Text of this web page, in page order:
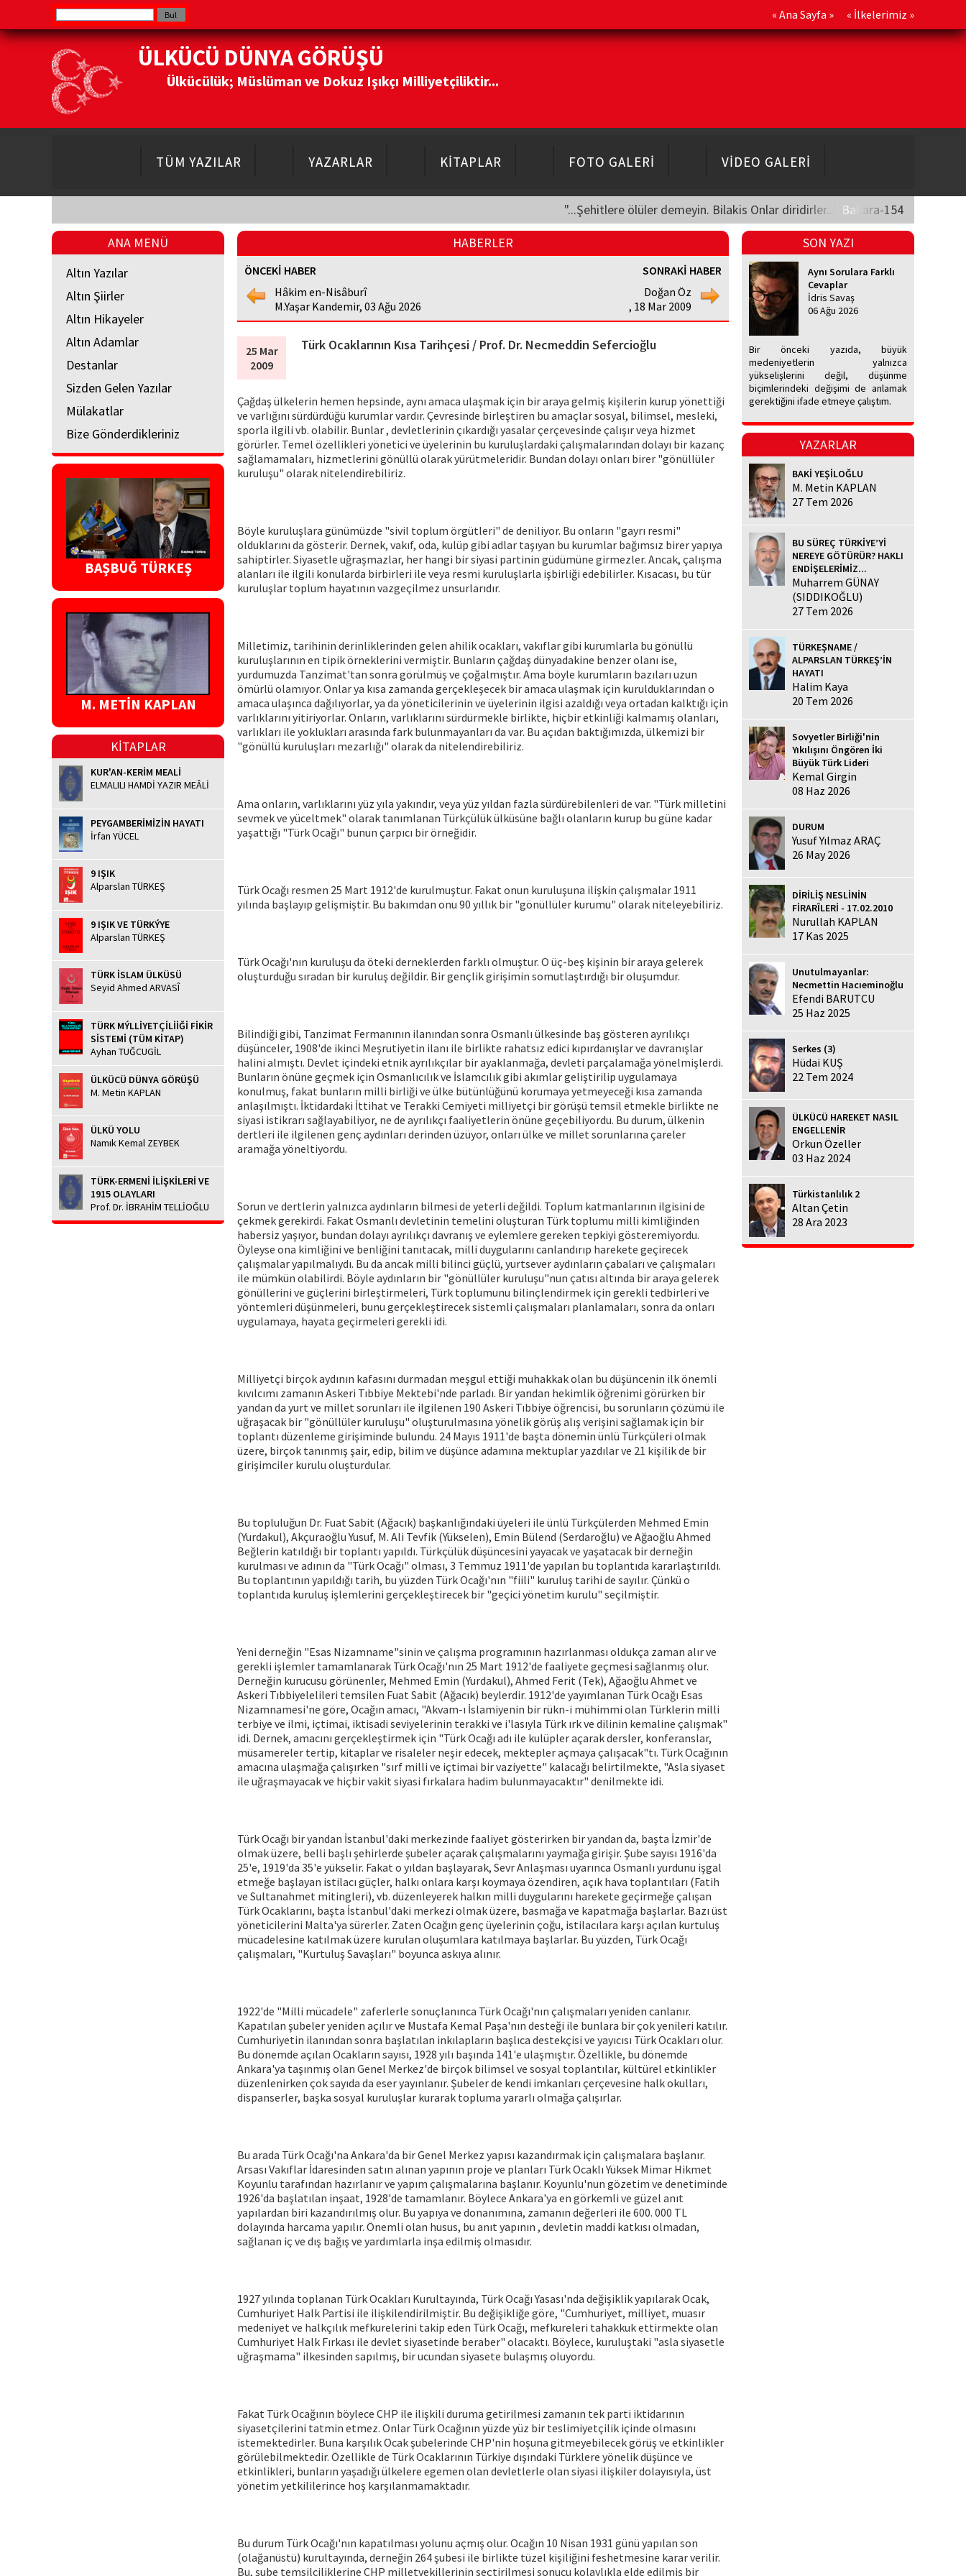
« Ana Sayfa » « İlkelerimiz »
ÜLKÜCÜ DÜNYA GÖRÜŞÜ
Ülkücülük; Müslüman ve Dokuz Işıkçı Milliyetçiliktir...
TÜM YAZILAR YAZARLAR KİTAPLAR FOTO GALERİ VİDEO GALERİ
"...Şehitlere ölüler demeyin. Bilakis Onlar diridirler..." Bakara-154
ANA MENÜ
Altın Yazılar
Altın Şiirler
Altın Hikayeler
Altın Adamlar
Destanlar
Sizden Gelen Yazılar
Mülakatlar
Bize Gönderdikleriniz
BAŞBUĞ TÜRKEŞ
M. METİN KAPLAN
KİTAPLAR
KUR'AN-KERİM MEALİ
ELMALILI HAMDİ YAZIR MEÂLİ
PEYGAMBERİMİZİN HAYATI
İrfan YÜCEL
9 IŞIK
Alparslan TÜRKEŞ
9 IŞIK VE TÜRKÝYE
Alparslan TÜRKEŞ
TÜRK İSLAM ÜLKÜSÜ
Seyid Ahmed ARVASÎ
TÜRK MÝLLİYETÇİLİİĞİ FİKİR
SİSTEMİ (TÜM KİTAP)
Ayhan TUĞCUGİL
ÜLKÜCÜ DÜNYA GÖRÜŞÜ
M. Metin KAPLAN
ÜLKÜ YOLU
Namık Kemal ZEYBEK
TÜRK-ERMENİ İLİŞKİLERİ VE
1915 OLAYLARI
Prof. Dr. İBRAHİM TELLİOĞLU
HABERLER
ÖNCEKİ HABER
Hâkim en-Nisâburî
M.Yaşar Kandemir, 03 Ağu 2026
SONRAKİ HABER
Doğan Öz
, 18 Mar 2009
25 Mar
2009
Türk Ocaklarının Kısa Tarihçesi / Prof. Dr. Necmeddin Sefercioğlu
Çağdaş ülkelerin hemen hepsinde, aynı amaca ulaşmak için bir araya gelmiş kişilerin kurup yönettiği
ve varlığını sürdürdüğü kurumlar vardır. Çevresinde birleştiren bu amaçlar sosyal, bilimsel, mesleki,
sporla ilgili vb. olabilir. Bunlar , devletlerinin çıkardığı yasalar çerçevesinde çalışır veya hizmet
görürler. Temel özellikleri yönetici ve üyelerinin bu kuruluşlardaki çalışmalarından dolayı bir kazanç
sağlamamaları, hizmetlerini gönüllü olarak yürütmeleridir. Bundan dolayı onları birer "gönüllüler
kuruluşu" olarak nitelendirebiliriz.
Böyle kuruluşlara günümüzde "sivil toplum örgütleri" de deniliyor. Bu onların "gayrı resmi"
olduklarını da gösterir. Dernek, vakıf, oda, kulüp gibi adlar taşıyan bu kurumlar bağımsız birer yapıya
sahiptirler. Siyasetle uğraşmazlar, her hangi bir siyasi partinin güdümüne girmezler. Ancak, çalışma
alanları ile ilgili konularda birbirleri ile veya resmi kuruluşlarla işbirliği edebilirler. Kısacası, bu tür
kuruluşlar toplum hayatının vazgeçilmez unsurlarıdır.
Milletimiz, tarihinin derinliklerinden gelen ahilik ocakları, vakıflar gibi kurumlarla bu gönüllü
kuruluşlarının en tipik örneklerini vermiştir. Bunların çağdaş dünyadakine benzer olanı ise,
yurdumuzda Tanzimat'tan sonra görülmüş ve çoğalmıştır. Ama böyle kurumların bazıları uzun
ömürlü olamıyor. Onlar ya kısa zamanda gerçekleşecek bir amaca ulaşmak için kurulduklarından o
amaca ulaşınca dağılıyorlar, ya da yöneticilerinin ve üyelerinin ilgisi azaldığı veya ortadan kalktığı için
varlıklarını yitiriyorlar. Onların, varlıklarını sürdürmekle birlikte, hiçbir etkinliği kalmamış olanları,
varlıkları ile yoklukları arasında fark bulunmayanları da var. Bu açıdan baktığımızda, ülkemizi bir
"gönüllü kuruluşları mezarlığı" olarak da nitelendirebiliriz.
Ama onların, varlıklarını yüz yıla yakındır, veya yüz yıldan fazla sürdürebilenleri de var. "Türk milletini
sevmek ve yüceltmek" olarak tanımlanan Türkçülük ülküsüne bağlı olanların kurup bu güne kadar
yaşattığı "Türk Ocağı" bunun çarpıcı bir örneğidir.
Türk Ocağı resmen 25 Mart 1912'de kurulmuştur. Fakat onun kuruluşuna ilişkin çalışmalar 1911
yılında başlayıp gelişmiştir. Bu bakımdan onu 90 yıllık bir "gönüllüler kurumu" olarak niteleyebiliriz.
Türk Ocağı'nın kuruluşu da öteki derneklerden farklı olmuştur. O üç-beş kişinin bir araya gelerek
oluşturduğu sıradan bir kuruluş değildir. Bir gençlik girişimin somutlaştırdığı bir oluşumdur.
Bilindiği gibi, Tanzimat Fermanının ilanından sonra Osmanlı ülkesinde baş gösteren ayrılıkçı
düşünceler, 1908'de ikinci Meşrutiyetin ilanı ile birlikte rahatsız edici kıpırdanışlar ve davranışlar
halini almıştı. Devlet içindeki etnik ayrılıkçılar bir ayaklanmağa, devleti parçalamağa yönelmişlerdi.
Bunların önüne geçmek için Osmanlıcılık ve İslamcılık gibi akımlar geliştirilip uygulamaya
konulmuş, fakat bunların milli birliği ve ülke bütünlüğünü korumaya yetmeyeceği kısa zamanda
anlaşılmıştı. İktidardaki İttihat ve Terakki Cemiyeti milliyetçi bir görüşü temsil etmekle birlikte ne
siyasi istikrarı sağlayabiliyor, ne de ayrılıkçı faaliyetlerin önüne geçebiliyordu. Bu durum, ülkenin
dertleri ile ilgilenen genç aydınları derinden üzüyor, onları ülke ve millet sorunlarına çareler
aramağa yöneltiyordu.
Sorun ve dertlerin yalnızca aydınların bilmesi de yeterli değildi. Toplum katmanlarının ilgisini de
çekmek gerekirdi. Fakat Osmanlı devletinin temelini oluşturan Türk toplumu milli kimliğinden
habersiz yaşıyor, bundan dolayı ayrılıkçı davranış ve eylemlere gereken tepkiyi gösteremiyordu.
Öyleyse ona kimliğini ve benliğini tanıtacak, milli duygularını canlandırıp harekete geçirecek
çalışmalar yapılmalıydı. Bu da ancak milli bilinci güçlü, yurtsever aydınların çabaları ve çalışmaları
ile mümkün olabilirdi. Böyle aydınların bir "gönüllüler kuruluşu"nun çatısı altında bir araya gelerek
gönüllerini ve güçlerini birleştirmeleri, Türk toplumunu bilinçlendirmek için gerekli tedbirleri ve
yöntemleri düşünmeleri, bunu gerçekleştirecek sistemli çalışmaları planlamaları, sonra da onları
uygulamaya, hayata geçirmeleri gerekli idi.
Milliyetçi birçok aydının kafasını durmadan meşgul ettiği muhakkak olan bu düşüncenin ilk önemli
kıvılcımı zamanın Askeri Tıbbiye Mektebi'nde parladı. Bir yandan hekimlik öğrenimi görürken bir
yandan da yurt ve millet sorunları ile ilgilenen 190 Askeri Tıbbiye öğrencisi, bu sorunların çözümü ile
uğraşacak bir "gönüllüler kuruluşu" oluşturulmasına yönelik görüş alış verişini sağlamak için bir
toplantı düzenleme girişiminde bulundu. 24 Mayıs 1911'de başta dönemin ünlü Türkçüleri olmak
üzere, birçok tanınmış şair, edip, bilim ve düşünce adamına mektuplar yazdılar ve 21 kişilik de bir
girişimciler kurulu oluşturdular.
Bu topluluğun Dr. Fuat Sabit (Ağacık) başkanlığındaki üyeleri ile ünlü Türkçülerden Mehmed Emin
(Yurdakul), Akçuraoğlu Yusuf, M. Ali Tevfik (Yükselen), Emin Bülend (Serdaroğlu) ve Ağaoğlu Ahmed
Beğlerin katıldığı bir toplantı yapıldı. Türkçülük düşüncesini yayacak ve yaşatacak bir derneğin
kurulması ve adının da "Türk Ocağı" olması, 3 Temmuz 1911'de yapılan bu toplantıda kararlaştırıldı.
Bu toplantının yapıldığı tarih, bu yüzden Türk Ocağı'nın "fiili" kuruluş tarihi de sayılır. Çünkü o
toplantıda kuruluş işlemlerini gerçekleştirecek bir "geçici yönetim kurulu" seçilmiştir.
Yeni derneğin "Esas Nizamname"sinin ve çalışma programının hazırlanması oldukça zaman alır ve
gerekli işlemler tamamlanarak Türk Ocağı'nın 25 Mart 1912'de faaliyete geçmesi sağlanmış olur.
Derneğin kurucusu görünenler, Mehmed Emin (Yurdakul), Ahmed Ferit (Tek), Ağaoğlu Ahmet ve
Askeri Tıbbiyelelileri temsilen Fuat Sabit (Ağacık) beylerdir. 1912'de yayımlanan Türk Ocağı Esas
Nizamnamesi'ne göre, Ocağın amacı, "Akvam-ı İslamiyenin bir rükn-i mühimmi olan Türklerin milli
terbiye ve ilmi, içtimai, iktisadi seviyelerinin terakki ve i'lasıyla Türk ırk ve dilinin kemaline çalışmak"
idi. Dernek, amacını gerçekleştirmek için "Türk Ocağı adı ile kulüpler açarak dersler, konferanslar,
müsamereler tertip, kitaplar ve risaleler neşir edecek, mektepler açmaya çalışacak"tı. Türk Ocağının
amacına ulaşmağa çalışırken "sırf milli ve içtimai bir vaziyette" kalacağı belirtilmekte, "Asla siyaset
ile uğraşmayacak ve hiçbir vakit siyasi fırkalara hadim bulunmayacaktır" denilmekte idi.
Türk Ocağı bir yandan İstanbul'daki merkezinde faaliyet gösterirken bir yandan da, başta İzmir'de
olmak üzere, belli başlı şehirlerde şubeler açarak çalışmalarını yaymağa girişir. Şube sayısı 1916'da
25'e, 1919'da 35'e yükselir. Fakat o yıldan başlayarak, Sevr Anlaşması uyarınca Osmanlı yurdunu işgal
etmeğe başlayan istilacı güçler, halkı onlara karşı koymaya özendiren, açık hava toplantıları (Fatih
ve Sultanahmet mitingleri), vb. düzenleyerek halkın milli duygularını harekete geçirmeğe çalışan
Türk Ocaklarını, başta İstanbul'daki merkezi olmak üzere, basmağa ve kapatmağa başlarlar. Bazı üst
yöneticilerini Malta'ya sürerler. Zaten Ocağın genç üyelerinin çoğu, istilacılara karşı açılan kurtuluş
mücadelesine katılmak üzere kurulan oluşumlara katılmaya başlarlar. Bu yüzden, Türk Ocağı
çalışmaları, "Kurtuluş Savaşları" boyunca askıya alınır.
1922'de "Milli mücadele" zaferlerle sonuçlanınca Türk Ocağı'nın çalışmaları yeniden canlanır.
Kapatılan şubeler yeniden açılır ve Mustafa Kemal Paşa'nın desteği ile bunlara bir çok yenileri katılır.
Cumhuriyetin ilanından sonra başlatılan inkılapların başlıca destekçisi ve yayıcısı Türk Ocakları olur.
Bu dönemde açılan Ocakların sayısı, 1928 yılı başında 141'e ulaşmıştır. Özellikle, bu dönemde
Ankara'ya taşınmış olan Genel Merkez'de birçok bilimsel ve sosyal toplantılar, kültürel etkinlikler
düzenlenirken çok sayıda da eser yayınlanır. Şubeler de kendi imkanları çerçevesine halk okulları,
dispanserler, başka sosyal kuruluşlar kurarak topluma yararlı olmağa çalışırlar.
Bu arada Türk Ocağı'na Ankara'da bir Genel Merkez yapısı kazandırmak için çalışmalara başlanır.
Arsası Vakıflar İdaresinden satın alınan yapının proje ve planları Türk Ocaklı Yüksek Mimar Hikmet
Koyunlu tarafından hazırlanır ve yapım çalışmalarına başlanır. Koyunlu'nun gözetim ve denetiminde
1926'da başlatılan inşaat, 1928'de tamamlanır. Böylece Ankara'ya en görkemli ve güzel anıt
yapılardan biri kazandırılmış olur. Bu yapıya ve donanımına, zamanın değerleri ile 600. 000 TL
dolayında harcama yapılır. Önemli olan husus, bu anıt yapının , devletin maddi katkısı olmadan,
sağlanan iç ve dış bağış ve yardımlarla inşa edilmiş olmasıdır.
1927 yılında toplanan Türk Ocakları Kurultayında, Türk Ocağı Yasası'nda değişiklik yapılarak Ocak,
Cumhuriyet Halk Partisi ile ilişkilendirilmiştir. Bu değişikliğe göre, "Cumhuriyet, milliyet, muasır
medeniyet ve halkçılık mefkurelerini takip eden Türk Ocağı, mefkureleri tahakkuk ettirmekte olan
Cumhuriyet Halk Fırkası ile devlet siyasetinde beraber" olacaktı. Böylece, kuruluştaki "asla siyasetle
uğraşmama" ilkesinden sapılmış, bir ucundan siyasete bulaşmış oluyordu.
Fakat Türk Ocağının böylece CHP ile ilişkili duruma getirilmesi zamanın tek parti iktidarının
siyasetçilerini tatmin etmez. Onlar Türk Ocağının yüzde yüz bir teslimiyetçilik içinde olmasını
istemektedirler. Buna karşılık Ocak şubelerinde CHP'nin hoşuna gitmeyebilecek görüş ve etkinlikler
görülebilmektedir. Özellikle de Türk Ocaklarının Türkiye dışındaki Türklere yönelik düşünce ve
etkinlikleri, bunların yaşadığı ülkelere egemen olan devletlerle olan siyasi ilişkiler dolayısıyla, üst
yönetim yetkililerince hoş karşılanmamaktadır.
Bu durum Türk Ocağı'nın kapatılması yolunu açmış olur. Ocağın 10 Nisan 1931 günü yapılan son
(olağanüstü) kurultayında, derneğin 264 şubesi ile birlikte tüzel kişiliğini feshetmesine karar verilir.
Bu, şube temsilciliklerine CHP milletvekillerinin seçtirilmesi sonucu kolaylıkla elde edilmiş bir
SON YAZI
Aynı Sorulara Farklı
Cevaplar
İdris Savaş
06 Ağu 2026
Bir önceki yazıda, büyük
medeniyetlerin yalnızca
yükselişlerini değil, düşünme
biçimlerindeki değişimi de anlamak
gerektiğini ifade etmeye çalıştım.
YAZARLAR
BAKİ YEŞİLOĞLU
M. Metin KAPLAN
27 Tem 2026
BU SÜREÇ TÜRKİYE’Yİ
NEREYE GÖTÜRÜR? HAKLI
ENDİŞELERİMİZ...
Muharrem GÜNAY
(SIDDIKOĞLU)
27 Tem 2026
TÜRKEŞNAME /
ALPARSLAN TÜRKEŞ’İN
HAYATI
Halim Kaya
20 Tem 2026
Sovyetler Birliği'nin
Yıkılışını Öngören İki
Büyük Türk Lideri
Kemal Girgin
08 Haz 2026
DURUM
Yusuf Yılmaz ARAÇ
26 May 2026
DİRİLİŞ NESLİNİN
FİRARÎLERİ - 17.02.2010
Nurullah KAPLAN
17 Kas 2025
Unutulmayanlar:
Necmettin Hacıeminoğlu
Efendi BARUTCU
25 Haz 2025
Serkes (3)
Hüdai KUŞ
22 Tem 2024
ÜLKÜCÜ HAREKET NASIL
ENGELLENİR
Orkun Özeller
03 Haz 2024
Türkistanlılık 2
Altan Çetin
28 Ara 2023